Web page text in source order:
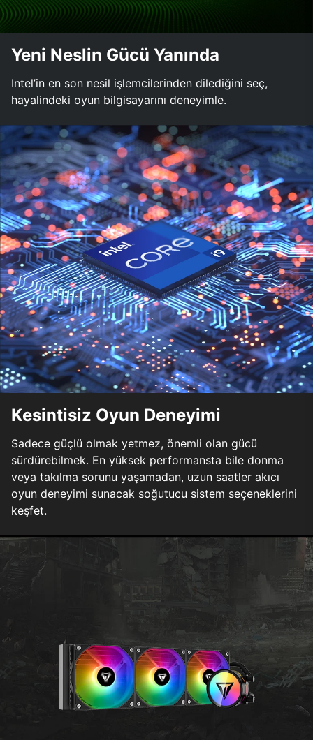
Yeni Neslin Gücü Yanında
Intel’in en son nesil işlemcilerinden dilediğini seç,
hayalindeki oyun bilgisayarını deneyimle.
Kesintisiz Oyun Deneyimi
Sadece güçlü olmak yetmez, önemli olan gücü
sürdürebilmek. En yüksek performansta bile donma
veya takılma sorunu yaşamadan, uzun saatler akıcı
oyun deneyimi sunacak soğutucu sistem seçeneklerini
keşfet.